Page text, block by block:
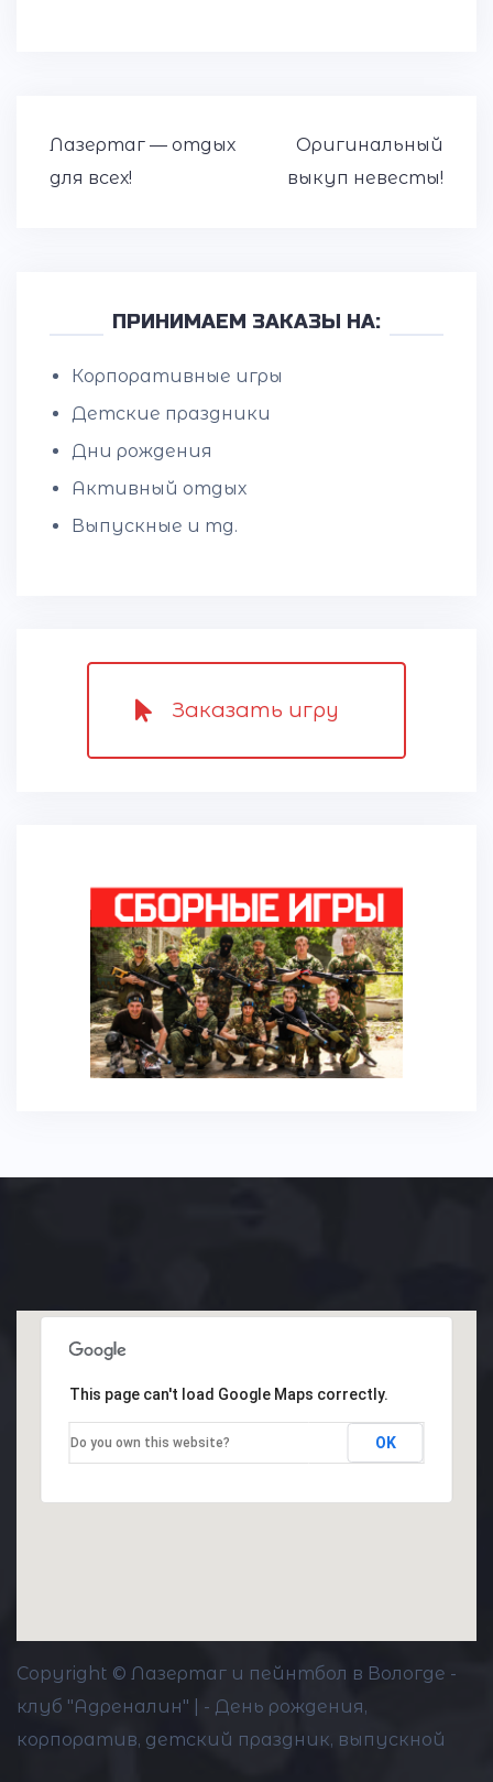
Навигация
по
записям
Лазертаг — отдых
для всех!
Оригинальный
выкуп невесты!
ПРИНИМАЕМ ЗАКАЗЫ НА:
Корпоративные игры
Детские праздники
Дни рождения
Активный отдых
Выпускные и тд.
Заказать игру
This page can't load Google Maps correctly.
Do you own this website? OK
Copyright © Лазертаг и пейнтбол в Вологде -
клуб "Адреналин" | - День рождения,
корпоратив, детский праздник, выпускной